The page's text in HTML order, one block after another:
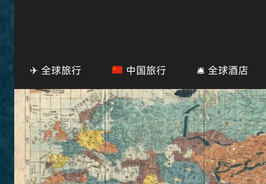
✈ 全球旅行 中国旅行 🛎 全球酒店